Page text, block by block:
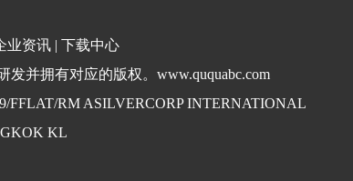
业资讯 | 下载中心
并拥有对应的版权。www.ququabc.com
FFLAT/RM ASILVERCORP INTERNATIONAL
KL